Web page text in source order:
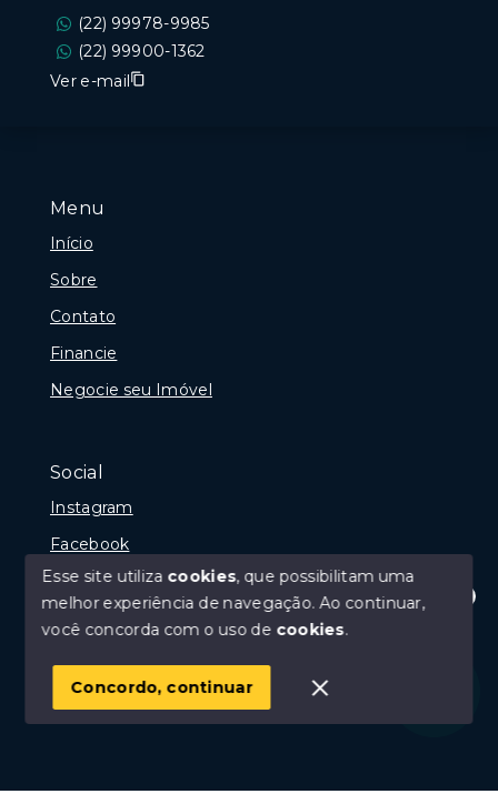
Olá! Estamos disponíveis para te ajudar.
Menu
Início
Sobre
Contato
Financie
Negocie seu Imóvel
Social
Instagram
Facebook
© Copyright 2026 - Portal Rio das Ostras, Creci 10675-
SITE PARA IMOBILIARIA
(22) 99978-9985
(22) 99900-1362
Ver e-mail
Esse site utiliza cookies, que possibilitam uma
melhor experiência de navegação.Ao continuar,
você concorda com o uso de cookies.
Concordo, continuar